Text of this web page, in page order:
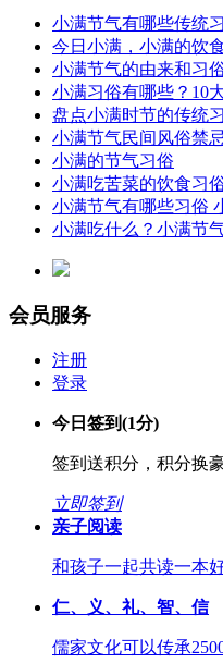
小满节气有哪些传统
今日小满，小满的饮
小满节气的由来和习
小满习俗有哪些？10
盘点小满时节的传统
小满节气民间风俗禁
小满的节气习俗
小满吃苦菜的饮食习
小满节气有哪些习俗
小满吃什么？小满节
会员服务
注册
登录
今日签到(1分)
签到送积分，积分换
立即签到
亲子阅读
和孩子一起共读一本
仁、义、礼、智、信
儒家文化可以传承